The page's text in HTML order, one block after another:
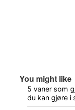
You might like
5 vaner som
du kan gjøre i